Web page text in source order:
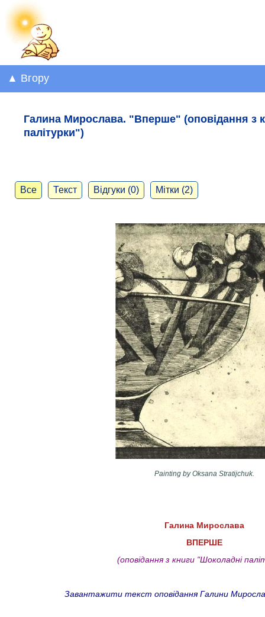
▲ Вгору
Галина Мирослава. "Вперше" (оповідання з
палітурки")
Все Текст Відгуки (0) Мітки (2)
Painting by Oksana Stratijchuk.
Галина Мирослава
ВПЕРШЕ
(оповідання з книги "Шоколадні
Завантажити текст оповідання Галини